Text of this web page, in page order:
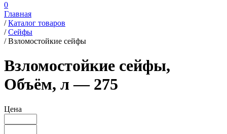
0
Главная
/ Каталог товаров
/ Сейфы
/ Взломостойкие сейфы
Взломостойкие сейфы,
Объём, л — 275
Цена